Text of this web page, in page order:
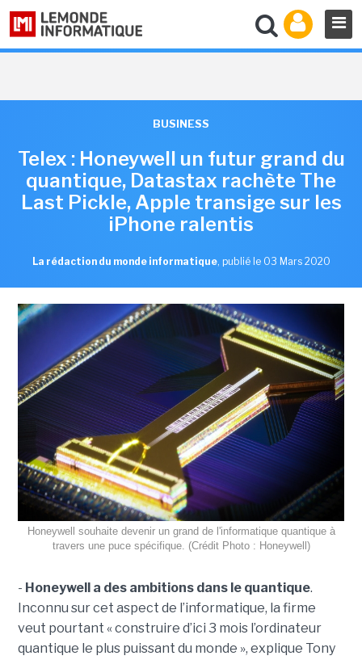
BUSINESS
Telex : Honeywell un futur grand du
quantique, Datastax rachète The
Last Pickle, Apple transige sur les
iPhone ralentis
La rédaction du monde informatique, publié le 03 Mars 2020
Honeywell souhaite devenir un grand de l'informatique quantique à
travers une puce spécifique. (Crédit Photo : Honeywell)
- Honeywell a des ambitions dans le quantique.
Inconnu sur cet aspect de l’informatique, la firme
veut pourtant « construire d’ici 3 mois l’ordinateur
quantique le plus puissant du monde », explique Tony